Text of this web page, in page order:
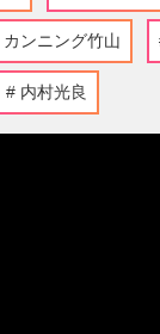
カンニング竹山
内村光良